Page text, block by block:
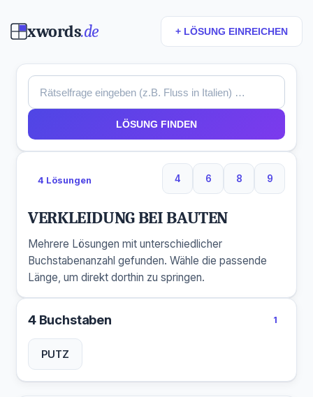
xwords.de + LÖSUNG EINREICHEN
LÖSUNG FINDEN
4 Lösungen 4
4 Buchstaben
6
6 Buchstaben
8
8 Buchstaben
9
9
VERKLEIDUNG BEI BAUTEN
Mehrere Lösungen mit unterschiedlicher
Buchstabenanzahl gefunden. Wähle die passende
Länge, um direkt dorthin zu springen.
4 Buchstaben 1
PUTZ